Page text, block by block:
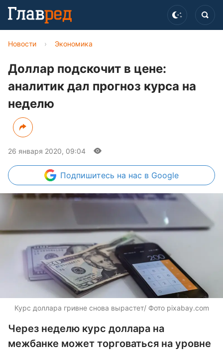
Новости › Экономика
Доллар подскочит в цене:
аналитик дал прогноз курса на
неделю
26 января 2020, 09:04
Подпишитесь на нас в Google
Курс доллара гривне снова вырастет/ Фото pixabay.com
Через неделю курс доллара на
межбанке может торговаться на уровне